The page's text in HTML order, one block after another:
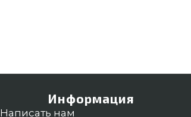
Информация
Написать нам